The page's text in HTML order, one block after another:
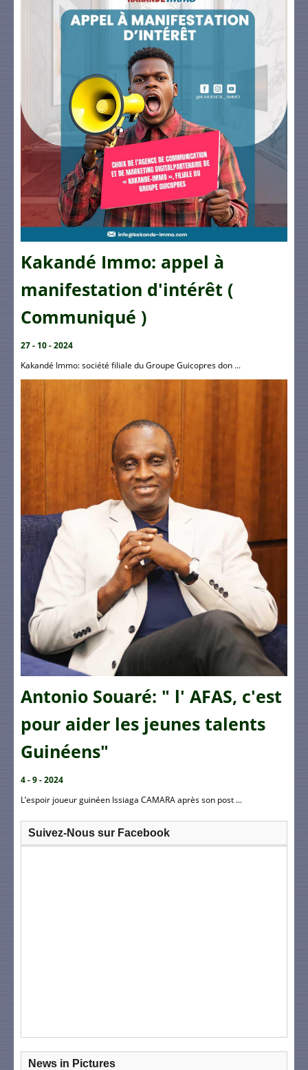
Kakandé Immo: appel à
manifestation d'intérêt (
Communiqué )
27 - 10 - 2024
Kakandé Immo: société filiale du Groupe Guicopres don ...
Antonio Souaré: " l' AFAS, c'est
pour aider les jeunes talents
Guinéens"
4 - 9 - 2024
L’espoir joueur guinéen Issiaga CAMARA après son post ...
Suivez-Nous sur Facebook
News in Pictures